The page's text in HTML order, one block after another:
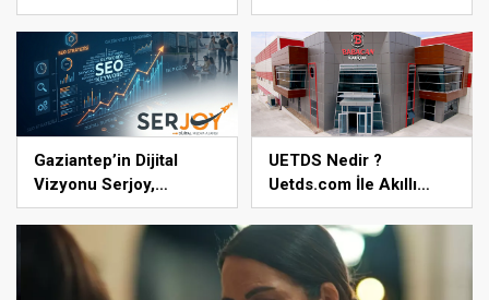
Signature
SMS Onay Çözümleri
Gaziantep’in Dijital
Vizyonu Serjoy,
Gaziantep Üniversitesi
Teknopark’tan Dünyaya
Açılıyor
UETDS Nedir ?
Uetds.com İle Akıllı
Dijital Taşımacılık
Yazılımı